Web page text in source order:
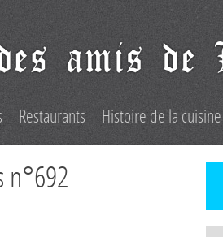
Restaurants Histoire de la cuisine
n°692